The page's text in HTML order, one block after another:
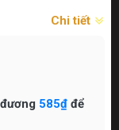
Chi tiết
585₫ để